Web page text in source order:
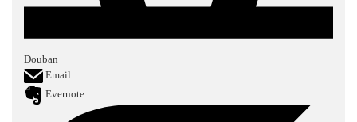
Douban
Email
Evernote